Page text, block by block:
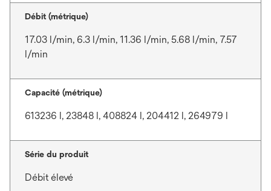
Débit (métrique)
17.03 l/min, 6.3 l/min, 11.36 l/min, 5.68 l/min, 7.57
l/min
Capacité (métrique)
613236 l, 23848 l, 408824 l, 204412 l, 264979 l
Série du produit
Débit élevé